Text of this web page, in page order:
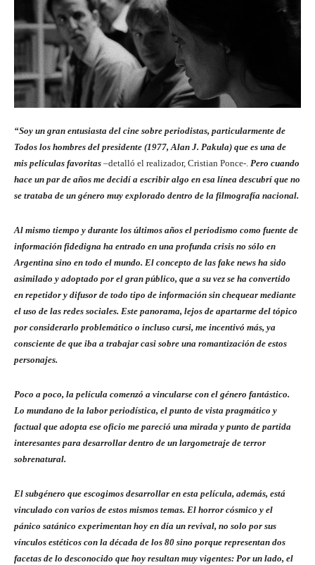
“Soy un gran entusiasta del cine sobre periodistas, particularmente de
Todos los hombres del presidente (1977, Alan J. Pakula) que es una de
mis películas favoritas –detalló el realizador, Cristian Ponce-. Pero cuando
hace un par de años me decidí a escribir algo en esa línea descubrí que no
se trataba de un género muy explorado dentro de la filmografía nacional.
Al mismo tiempo y durante los últimos años el periodismo como fuente de
información fidedigna ha entrado en una profunda crisis no sólo en
Argentina sino en todo el mundo. El concepto de las fake news ha sido
asimilado y adoptado por el gran público, que a su vez se ha convertido
en repetidor y difusor de todo tipo de información sin chequear mediante
el uso de las redes sociales. Este panorama, lejos de apartarme del tópico
por considerarlo problemático o incluso cursi, me incentivó más, ya
consciente de que iba a trabajar casi sobre una romantización de estos
personajes.
Poco a poco, la película comenzó a vincularse con el género fantástico.
Lo mundano de la labor periodística, el punto de vista pragmático y
factual que adopta ese oficio me pareció una mirada y punto de partida
interesantes para desarrollar dentro de un largometraje de terror
sobrenatural.
El subgénero que escogimos desarrollar en esta película, además, está
vinculado con varios de estos mismos temas. El horror cósmico y el
pánico satánico experimentan hoy en día un revival, no solo por sus
vínculos estéticos con la década de los 80 sino porque representan dos
facetas de lo desconocido que hoy resultan muy vigentes: Por un lado, el